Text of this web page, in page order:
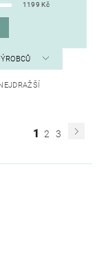
1199 Kč
1 2
3